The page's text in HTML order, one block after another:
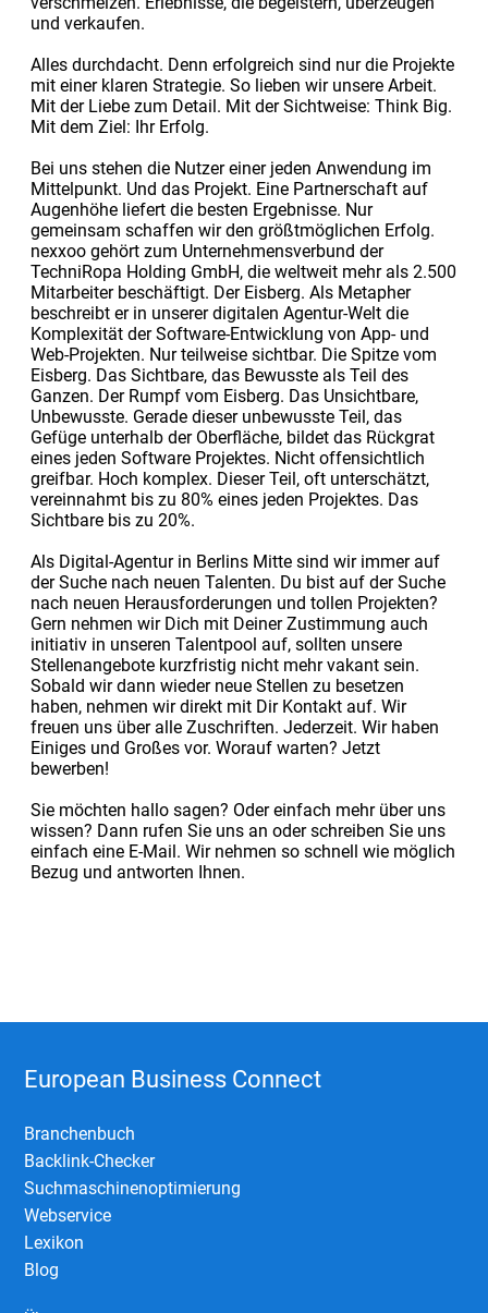
und verkaufen.
Alles durchdacht. Denn erfolgreich sind nur die Projekte
mit einer klaren Strategie. So lieben wir unsere Arbeit.
Mit der Liebe zum Detail. Mit der Sichtweise: Think Big.
Mit dem Ziel: Ihr Erfolg.
Bei uns stehen die Nutzer einer jeden Anwendung im
Mittelpunkt. Und das Projekt. Eine Partnerschaft auf
Augenhöhe liefert die besten Ergebnisse. Nur
gemeinsam schaffen wir den größtmöglichen Erfolg.
nexxoo gehört zum Unternehmensverbund der
TechniRopa Holding GmbH, die weltweit mehr als 2.500
Mitarbeiter beschäftigt. Der Eisberg. Als Metapher
beschreibt er in unserer digitalen Agentur-Welt die
Komplexität der Software-Entwicklung von App- und
Web-Projekten. Nur teilweise sichtbar. Die Spitze vom
Eisberg. Das Sichtbare, das Bewusste als Teil des
Ganzen. Der Rumpf vom Eisberg. Das Unsichtbare,
Unbewusste. Gerade dieser unbewusste Teil, das
Gefüge unterhalb der Oberfläche, bildet das Rückgrat
eines jeden Software Projektes. Nicht offensichtlich
greifbar. Hoch komplex. Dieser Teil, oft unterschätzt,
vereinnahmt bis zu 80% eines jeden Projektes. Das
Sichtbare bis zu 20%.
Als Digital-Agentur in Berlins Mitte sind wir immer auf
der Suche nach neuen Talenten. Du bist auf der Suche
nach neuen Herausforderungen und tollen Projekten?
Gern nehmen wir Dich mit Deiner Zustimmung auch
initiativ in unseren Talentpool auf, sollten unsere
Stellenangebote kurzfristig nicht mehr vakant sein.
Sobald wir dann wieder neue Stellen zu besetzen
haben, nehmen wir direkt mit Dir Kontakt auf. Wir
freuen uns über alle Zuschriften. Jederzeit. Wir haben
Einiges und Großes vor. Worauf warten? Jetzt
bewerben!
Sie möchten hallo sagen? Oder einfach mehr über uns
wissen? Dann rufen Sie uns an oder schreiben Sie uns
einfach eine E-Mail. Wir nehmen so schnell wie möglich
Bezug und antworten Ihnen.
European Business Connect
Branchenbuch
Backlink-Checker
Suchmaschinenoptimierung
Webservice
Lexikon
Blog